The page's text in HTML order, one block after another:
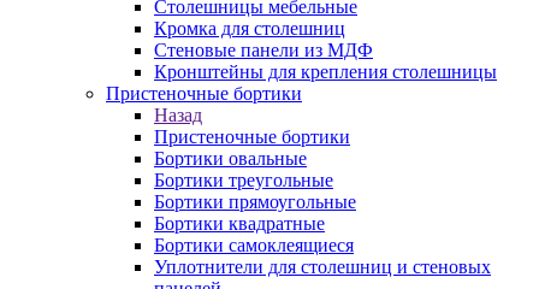
Столешницы мебельные
Кромка для столешниц
Стеновые панели из МДФ
Кронштейны для крепления столешницы
Пристеночные бортики
Назад
Пристеночные бортики
Бортики овальные
Бортики треугольные
Бортики прямоугольные
Бортики квадратные
Бортики самоклеящиеся
Уплотнители для столешниц и стеновых